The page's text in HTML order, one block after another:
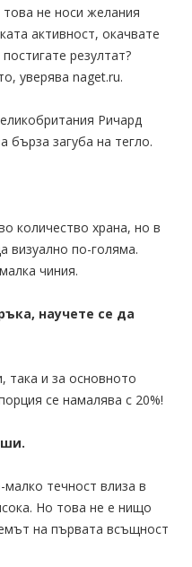
не носи желания
активност, окачвате
резултат?
уверява naget.ru.
Ричард
бърза загуба на тегло.
количество храна, но в
визуално по-голяма.
чиния.
научете се да
така и за основното
се намалява с 20%!
течност влиза в
Но това не е нищо
на първата всъщност